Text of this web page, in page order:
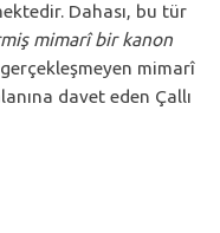
Dahası, bu tür
mimarî bir kanon
mimarî
davet eden Çallı